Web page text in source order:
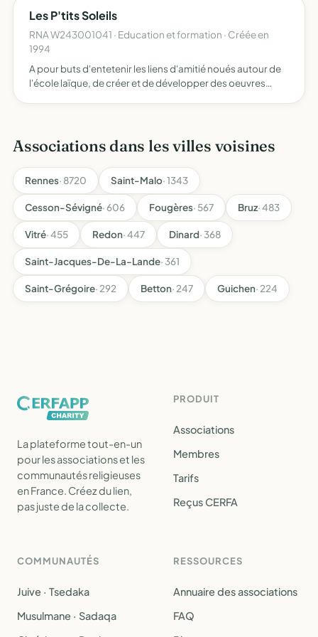
Les P'tits Soleils
RNA W243001041 · Education et formation · Créée en
1994
A pour buts d'entetenir les liens d'amitié noués autour de
l'école laïque, de créer et de développer des oeuvres
Associations dans les villes voisines
Rennes· 8720 Saint-Malo· 1343
Cesson-Sévigné· 606 Fougères· 567 Bruz· 483
Vitré· 455 Redon· 447 Dinard· 368
Saint-Jacques-De-La-Lande· 361
Saint-Grégoire· 292 Betton· 247 Guichen· 224
La plateforme tout-en-un
pour les associations et les
communautés religieuses
en France. Créez du lien,
pas juste de la collecte.
PRODUIT
Associations
Membres
Tarifs
Reçus CERFA
COMMUNAUTÉS
Juive · Tsedaka
Musulmane · Sadaqa
RESSOURCES
Annuaire des associations
FAQ